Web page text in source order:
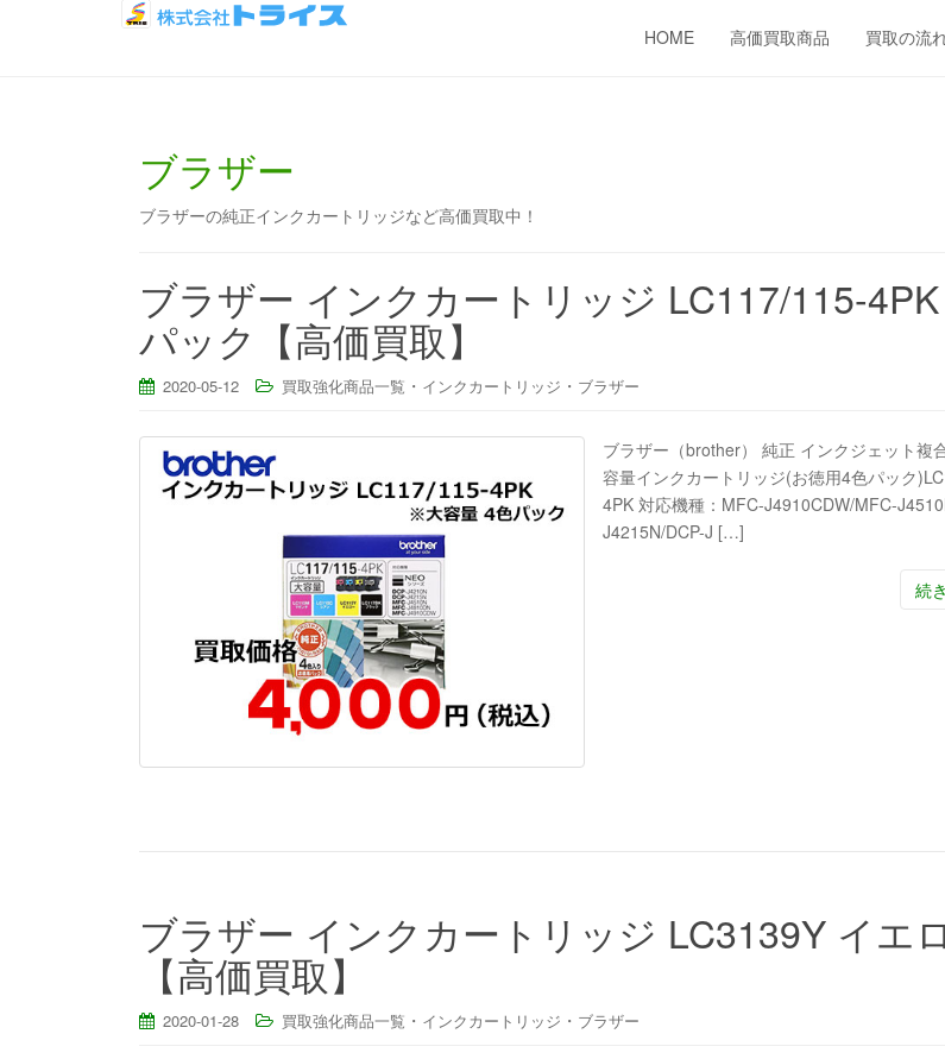
HOME 高価買取商品 買取の流
ブラザー
ブラザーの純正インクカートリッジなど高価買取中！
ブラザー インクカートリッジ LC117/115-
パック【高価買取】
2020-05-12 買取強化商品一覧 ・ インクカートリッジ ・ ブラザー
ブラザー（brother） 純正 インクジェット複
容量インクカートリッジ(お徳用4色パック
4PK 対応機種：MFC-J4910CDW/MFC-
J4215N/DCP-J […]
続
ブラザー インクカートリッジ LC3139Y イエ
【高価買取】
2020-01-28 買取強化商品一覧 ・ インクカートリッジ ・ ブラザー